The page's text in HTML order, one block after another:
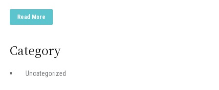
Read More
Category
Uncategorized